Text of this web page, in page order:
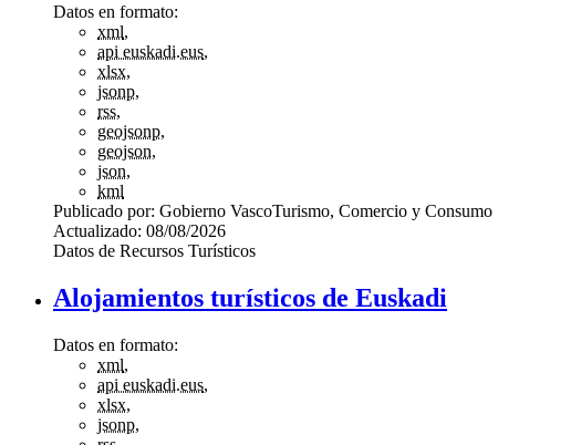
Datos en formato:
xml,
api euskadi.eus,
xlsx,
jsonp,
rss,
geojsonp,
geojson,
json,
kml
Publicado por: Gobierno VascoTurismo, Comercio y Consumo
Actualizado: 08/08/2026
Datos de Recursos Turísticos
Alojamientos turísticos de Euskadi
Datos en formato:
xml,
api euskadi.eus,
xlsx,
jsonp,